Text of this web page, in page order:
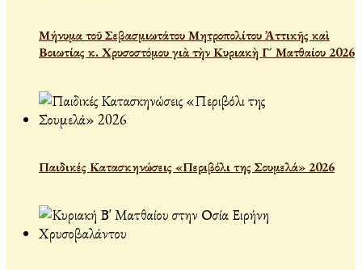
Μήνυμα τοῦ Σεβασμιωτάτου Μητροπολίτου Ἀττικῆς καὶ
Βοιωτίας κ. Χρυσοστόμου γιὰ τὴν Κυριακὴ Γ´ Ματθαίου 2026
Παιδικές Κατασκηνώσεις «Περιβόλι της Σουμελά» 2026